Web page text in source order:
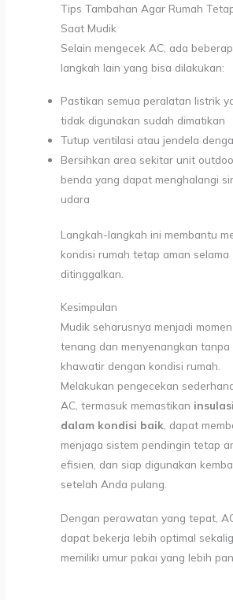
Tips Tambahan Agar Rumah
Saat Mudik
Selain mengecek AC, ada
langkah lain yang bisa dilakukan:
Pastikan semua peralatan listrik
tidak digunakan sudah dimatikan
Tutup ventilasi atau jendela
Bersihkan area sekitar unit
benda yang dapat menghalangi
udara
Langkah-langkah ini membantu
kondisi rumah tetap aman selama
ditinggalkan.
Kesimpulan
Mudik seharusnya menjadi
tenang dan menyenangkan tanpa
khawatir dengan kondisi rumah.
Melakukan pengecekan
AC, termasuk memastikan
dalam kondisi baik, dapat
menjaga sistem pendingin tetap
efisien, dan siap digunakan
setelah Anda pulang.
Dengan perawatan yang tepat,
dapat bekerja lebih optimal
memiliki umur pakai yang lebih